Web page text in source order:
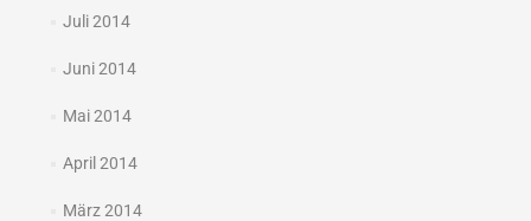
Juli 2014
Juni 2014
Mai 2014
April 2014
März 2014